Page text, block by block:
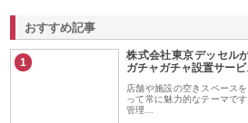
おすすめ記事
1
株式会社東京デッセル
ガチャガチャ設置サー
店舗や施設の空きスペース
って常に魅力的なテーマで
管理…